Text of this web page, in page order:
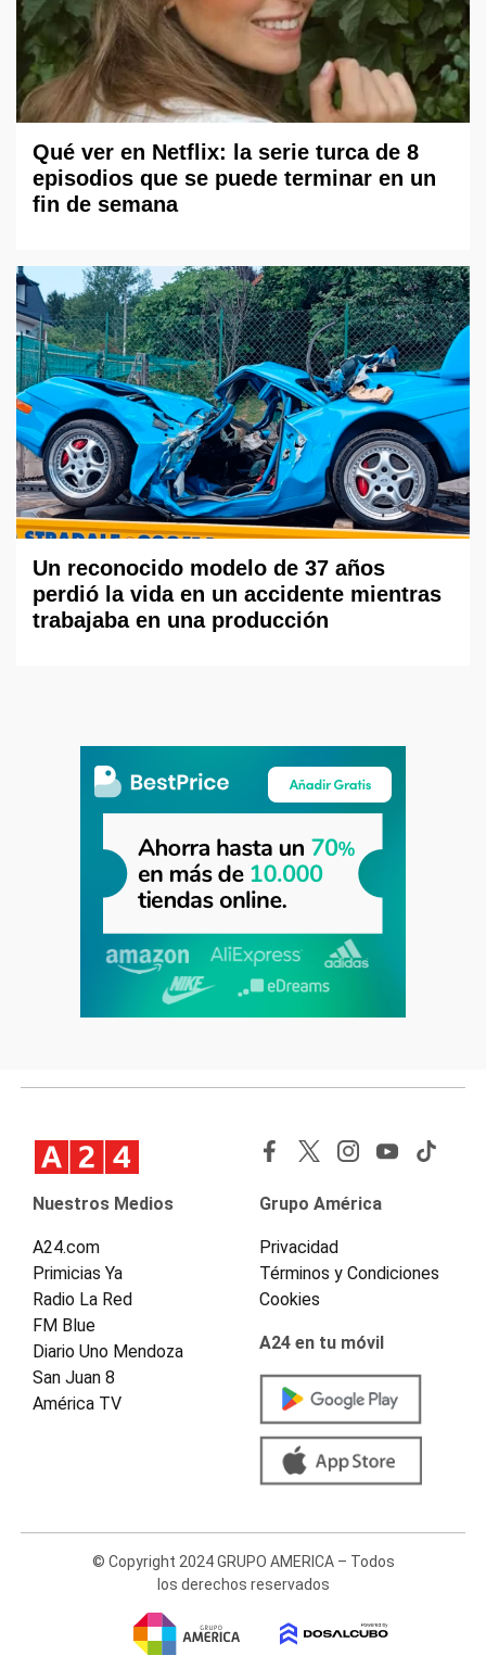
Qué ver en Netflix: la serie turca de 8
episodios que se puede terminar en un
fin de semana
Un reconocido modelo de 37 años
perdió la vida en un accidente mientras
trabajaba en una producción
Nuestros Medios
A24.com
Primicias Ya
Radio La Red
FM Blue
Diario Uno Mendoza
San Juan 8
América TV
Grupo América
Privacidad
Términos y Condiciones
Cookies
A24 en tu móvil
© Copyright 2024 GRUPO AMERICA – Todos
los derechos reservados